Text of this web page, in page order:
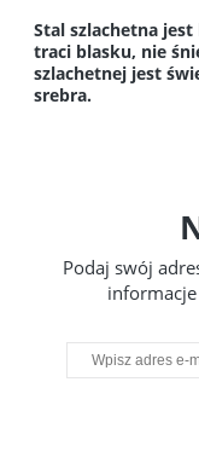
Stal szlachetna
traci blasku, nie
szlachetnej jest
srebra.
Podaj swój